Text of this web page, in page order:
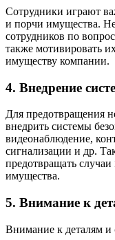
Сотрудники играют
и порчи имущества.
сотрудников по
также мотивировать
имуществу компании.
4. Внедрение
Для предотвращения
внедрить системы
видеонаблюдение,
сигнализации и др.
предотвращать
имущества.
5. Внимание к
Внимание к деталям и